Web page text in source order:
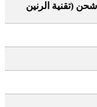
(تقنية الرنين